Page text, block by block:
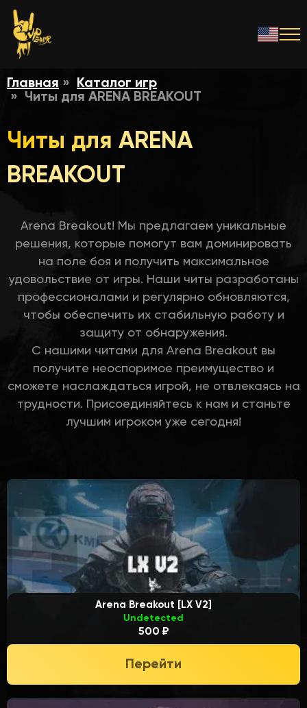
Главная
Каталог игр
Читы для ARENA BREAKOUT
Читы для ARENA
BREAKOUT
Arena Breakout! Мы предлагаем уникальные
решения, которые помогут вам доминировать
на поле боя и получить максимальное
удовольствие от игры. Наши читы разработаны
профессионалами и регулярно обновляются,
чтобы обеспечить их стабильную работу и
защиту от обнаружения.
С нашими читами для Arena Breakout вы
получите неоспоримое преимущество и
сможете наслаждаться игрой, не отвлекаясь на
трудности. Присоединяйтесь к нам и станьте
лучшим игроком уже сегодня!
Arena Breakout [LX V2]
Undetected
500 ₽
Перейти